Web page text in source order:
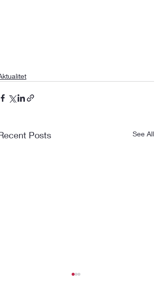
Posts See All